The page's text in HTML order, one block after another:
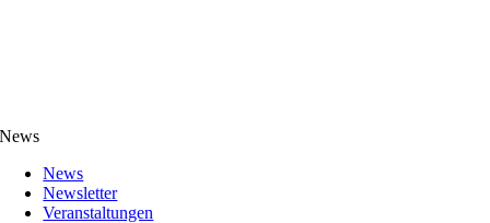
News
News
Newsletter
Veranstaltungen